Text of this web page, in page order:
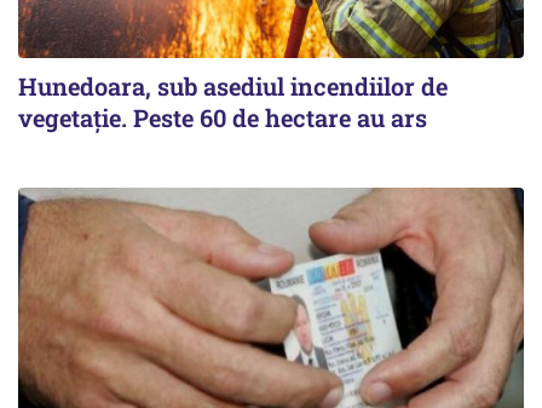
Hunedoara, sub asediul incendiilor de
vegetație. Peste 60 de hectare au ars